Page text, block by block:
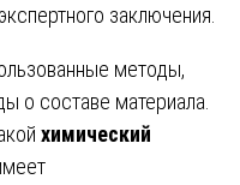
заключения.
методы,
о составе материала.
химический